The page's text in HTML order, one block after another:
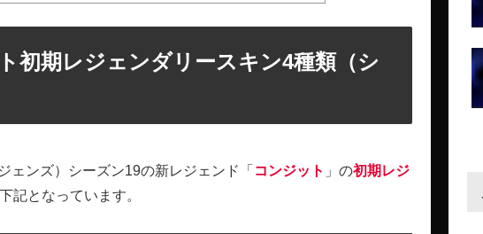
初期レジェンダリースキン4種類（シ
ェンズ）シーズン19の新レジェンド「 コンジット 」の初期 レジ
記となっています。